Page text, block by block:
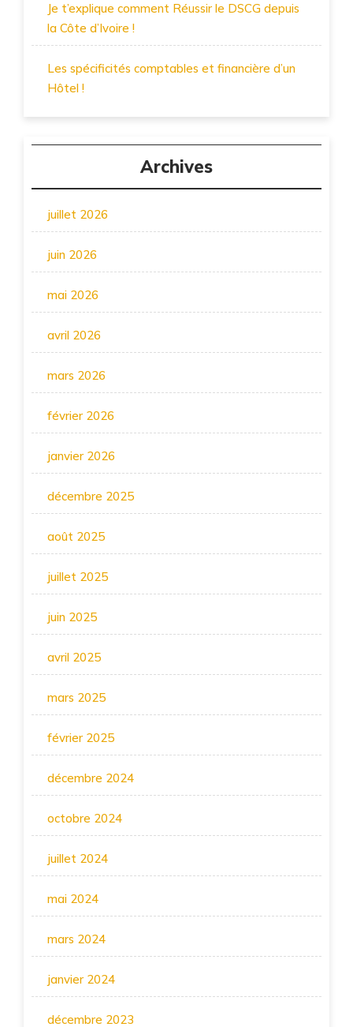
Je t’explique comment Réussir le DSCG depuis
la Côte d’Ivoire !
Les spécificités comptables et financière d’un
Hôtel !
Archives
juillet 2026
juin 2026
mai 2026
avril 2026
mars 2026
février 2026
janvier 2026
décembre 2025
août 2025
juillet 2025
juin 2025
avril 2025
mars 2025
février 2025
décembre 2024
octobre 2024
juillet 2024
mai 2024
mars 2024
janvier 2024
décembre 2023